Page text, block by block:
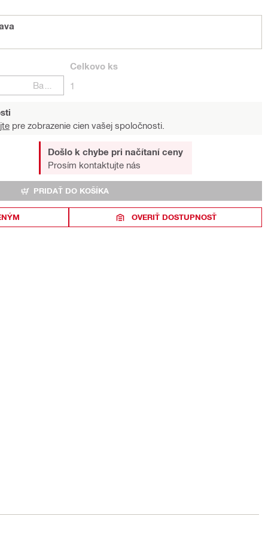
Celkovo ks
1
pre zobrazenie cien vašej spoločnosti.
Došlo k chybe pri načítaní ceny
Prosím kontaktujte nás
PRIDAŤ DO KOŠÍKA
OVERIŤ DOSTUPNOSŤ